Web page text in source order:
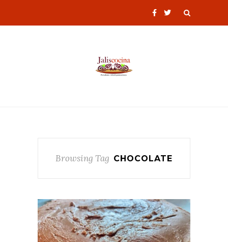
Browsing Tag CHOCOLATE